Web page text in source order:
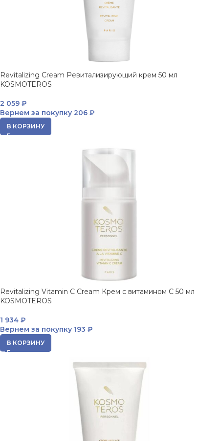
Revitalizing Cream Ревитализирующий крем 50 мл
KOSMOTEROS
2 059 ₽
Вернем за покупку 206 ₽
В КОРЗИНУ
Revitalizing Vitamin C Cream Крем с витамином С 50 мл
KOSMOTEROS
1 934 ₽
Вернем за покупку 193 ₽
В КОРЗИНУ